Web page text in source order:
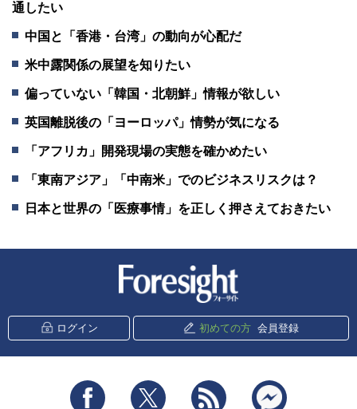
通したい
中国と「香港・台湾」の動向が心配だ
米中露関係の展望を知りたい
偏っていない「韓国・北朝鮮」情報が欲しい
英国離脱後の「ヨーロッパ」情勢が気になる
「アフリカ」開発現場の実態を確かめたい
「東南アジア」「中南米」でのビジネスリスクは？
日本と世界の「医療事情」を正しく押さえておきたい
ログイン 初めての方 会員登録
Facebook Twitter RSS